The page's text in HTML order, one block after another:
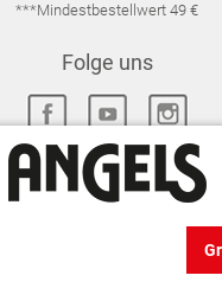
***Mindestbestellwert 49 €
Folge uns